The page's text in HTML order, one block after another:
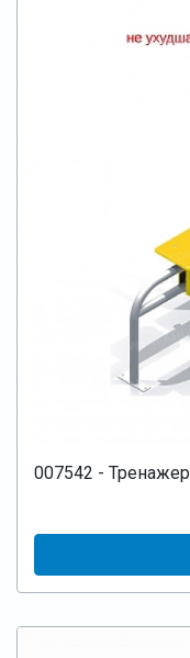
007542 - Тренажер